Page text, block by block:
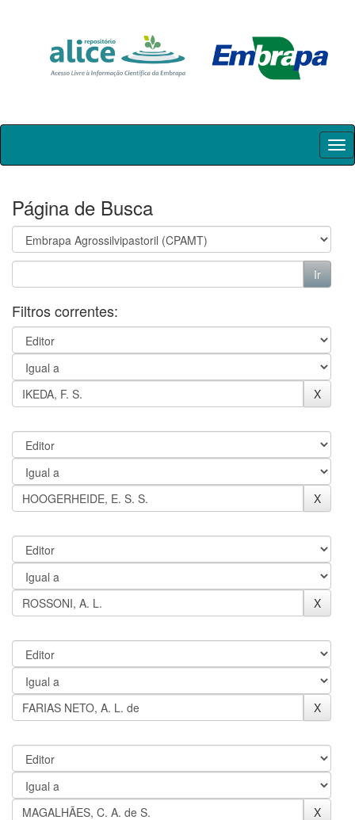
Skip
Página de Busca
Filtros correntes: